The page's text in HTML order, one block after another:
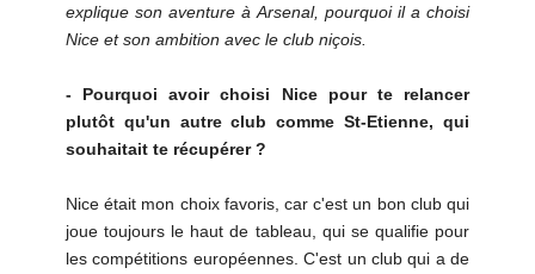
explique son aventure à Arsenal, pourquoi il a choisi
Nice et son ambition avec le club niçois.
- Pourquoi avoir choisi Nice pour te relancer
plutôt qu'un autre club comme St-Etienne, qui
souhaitait te récupérer ?
Nice était mon choix favoris, car c'est un bon club qui
joue toujours le haut de tableau, qui se qualifie pour
les compétitions européennes. C'est un club qui a de